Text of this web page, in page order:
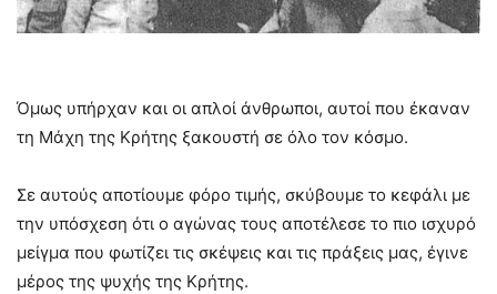
Όμως υπήρχαν και οι απλοί άνθρωποι, αυτοί που έκαναν
τη Μάχη της Κρήτης ξακουστή σε όλο τον κόσμο.
Σε αυτούς αποτίουμε φόρο τιμής, σκύβουμε το κεφάλι με
την υπόσχεση ότι ο αγώνας τους αποτέλεσε το πιο ισχυρό
μείγμα που φωτίζει τις σκέψεις και τις πράξεις μας, έγινε
μέρος της ψυχής της Κρήτης.